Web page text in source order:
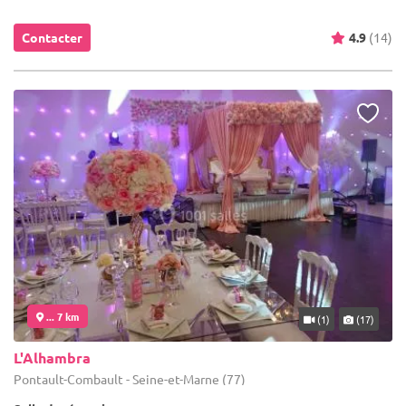
Contacter 4.9 (14)
... 7 km (1) (17)
L'Alhambra
Pontault-Combault - Seine-et-Marne (77)